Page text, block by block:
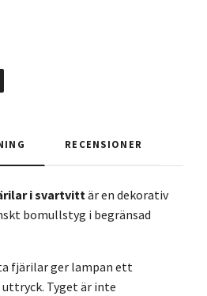
RECENSIONER
i svartvittär en dekorativ
bomullstyg i begränsad
fjärilar ger lampan ett
Tyget är inte